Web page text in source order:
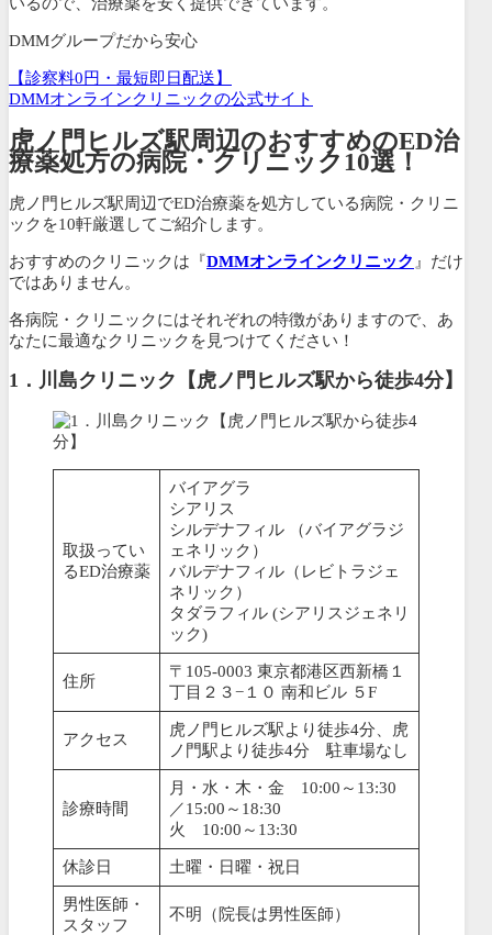
いるので、治療薬を安く提供できています。
DMMグループだから安心
【診察料0円・最短即日配送】
DMMオンラインクリニックの公式サイト
虎ノ門ヒルズ駅周辺のおすすめのED治
療薬処方の病院・クリニック10選！
虎ノ門ヒルズ駅周辺でED治療薬を処方している病院・クリニ
ックを10軒厳選してご紹介します。
おすすめのクリニックは『DMMオンラインクリニック 』だけ
ではありません。
各病院・クリニックにはそれぞれの特徴がありますので、あ
なたに最適なクリニックを見つけてください！
1．川島クリニック【虎ノ門ヒルズ駅から徒歩4分】
取扱ってい
るED治療薬
バイアグラ
シアリス
シルデナフィル （バイアグラジ
ェネリック）
バルデナフィル（レビトラジェ
ネリック）
タダラフィル (シアリスジェネリ
ック)
住所
〒105-0003 東京都港区西新橋１
丁目２３−１０ 南和ビル ５F
アクセス
虎ノ門ヒルズ駅より徒歩4分、虎
ノ門駅より徒歩4分 駐車場なし
診療時間
月・水・木・金 10:00～13:30
／15:00～18:30
火 10:00～13:30
休診日 土曜・日曜・祝日
男性医師・
スタッフ
不明（院長は男性医師）